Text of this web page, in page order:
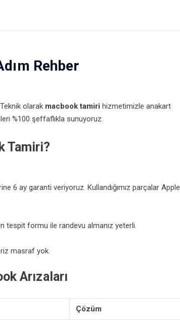
Rehber
olarak macbook tamiri hizmetimizle anakart
%100 şeffaflıkla sunuyoruz.
Tamiri?
6 ay garanti veriyoruz. Kullandığımız parçalar Apple
tespit formu ile randevu almanız yeterli.
masraf yok.
Arızaları
Çözüm